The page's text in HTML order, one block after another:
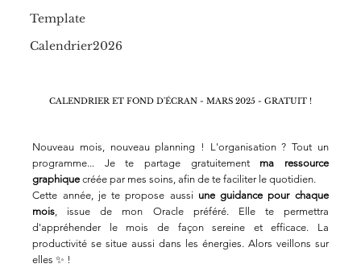
Template
Calendrier2026
CALENDRIER ET FOND D'ÉCRAN - MARS 2025 - GRATUIT !
Nouveau mois, nouveau planning ! L'organisation ? Tout un
programme... Je te partage gratuitement ma ressource
graphique créée par mes soins, afin de te faciliter le quotidien.
Cette année, je te propose aussi une guidance pour chaque
mois , issue de mon Oracle préféré. Elle te permettra
d'appréhender le mois de façon sereine et efficace. La
productivité se situe aussi dans les énergies. Alors veillons sur
elles ✨ !